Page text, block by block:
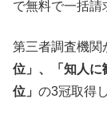
で無料で一括請
第三者調査機関
位」、「知人に
位」 の3冠取得